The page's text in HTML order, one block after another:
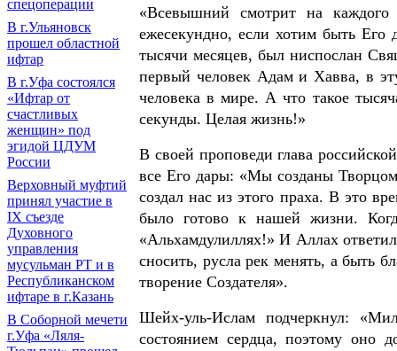
спецоперации
В г.Ульяновск
прошел областной
ифтар
В г.Уфа состоялся
«Ифтар от
счастливых
женщин» под
эгидой ЦДУМ
России
Верховный муфтий
принял участие в
IХ съезде
Духовного
управления
мусульман РТ и в
Республиканском
ифтаре в г.Казань
В Соборной мечети
г.Уфа «Ляля-
«Всевышний смотрит на
ежесекундно, если хотим быть
тысячи месяцев, был ниспослан
первый человек Адам и Хавва, в
человека в мире. А что такое
секунды. Целая жизнь!»
В своей проповеди глава
все Его дары: «Мы созданы
создал нас из этого праха. В это
было готово к нашей жизни.
«Альхамдулиллях!» И Аллах
сносить, русла рек менять, а быть
творение Создателя».
Шейх-уль-Ислам подчеркнул:
состоянием сердца, поэтому оно